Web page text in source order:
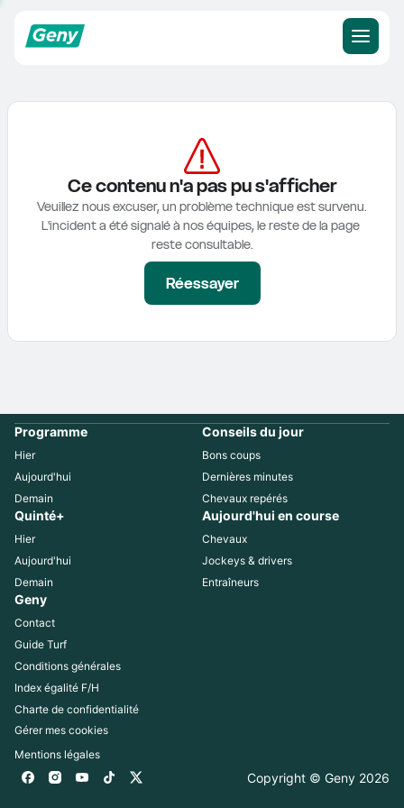
Ce contenu n'a pas pu s'afficher
Veuillez nous excuser, un problème technique est survenu.
L'incident a été signalé à nos équipes, le reste de la page
reste consultable.
Réessayer
Programme
Hier
Aujourd'hui
Demain
Conseils du jour
Bons coups
Dernières minutes
Chevaux repérés
Quinté+
Hier
Aujourd'hui
Demain
Aujourd'hui en course
Chevaux
Jockeys & drivers
Entraîneurs
Geny
Contact
Guide Turf
Conditions générales
Index égalité F/H
Charte de confidentialité
Gérer mes cookies
Mentions légales
Copyright © Geny 2026